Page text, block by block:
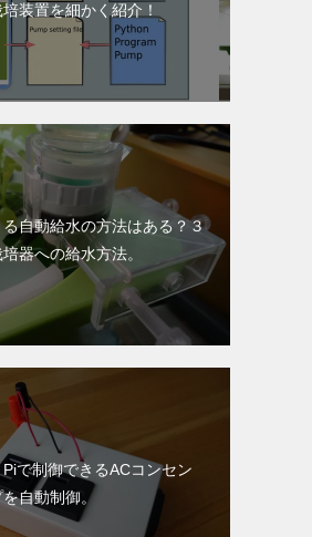
装置を細かく紹介！
自動給水の方法はある？３
器への給水方法。
で制御できるACコンセン
を自動制御。